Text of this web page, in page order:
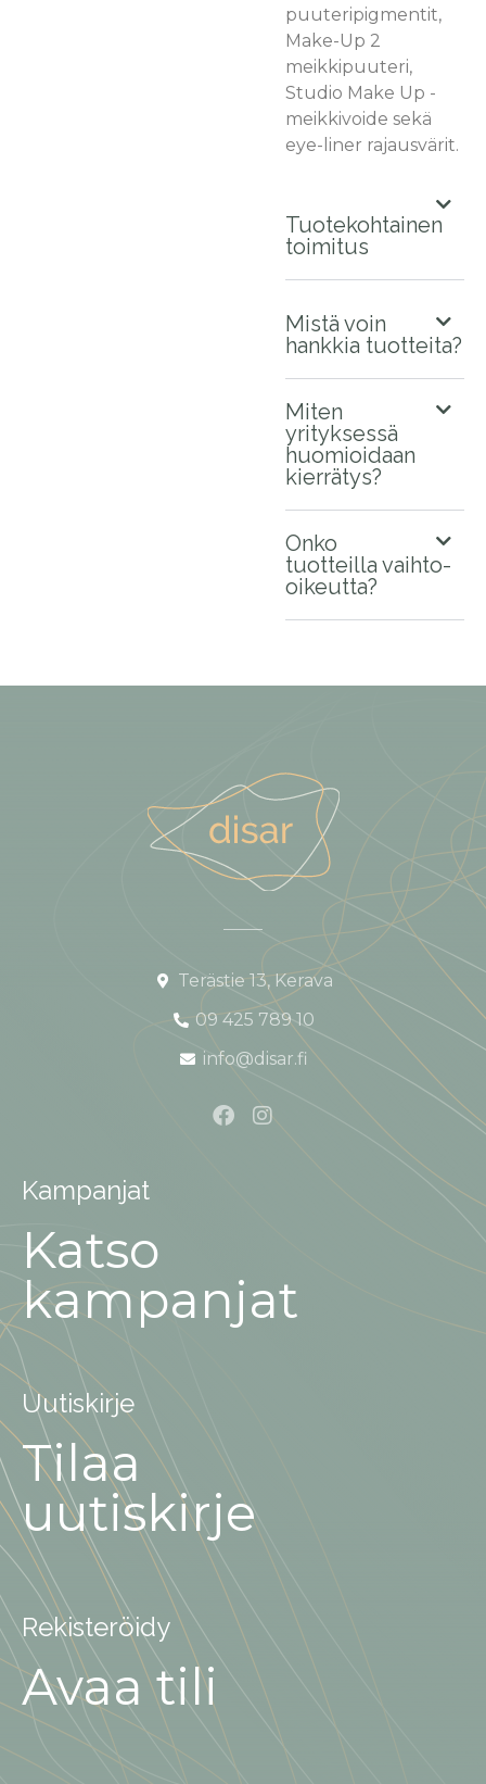
puuteripigmentit,
Make-Up 2
meikkipuuteri,
Studio Make Up -
meikkivoide sekä
eye-liner rajausvärit.
Tuotekohtainen
toimitus
Mistä voin
hankkia tuotteita?
Miten
yrityksessä
huomioidaan
kierrätys?
Onko
tuotteilla vaihto-
oikeutta?
Terästie 13, Kerava
09 425 789 10
info@disar.fi
Kampanjat
Katso
kampanjat
Uutiskirje
Tilaa
uutiskirje
Rekisteröidy
Avaa tili